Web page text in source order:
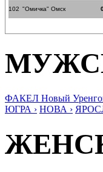
102 "Омичка" Омск
ФАКЕЛ Новый
ЮГРА › НОВА ›